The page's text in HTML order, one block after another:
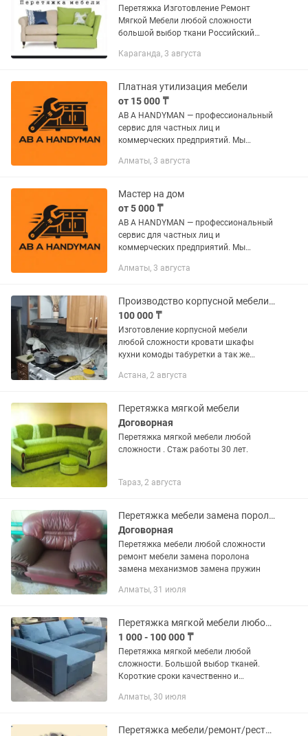
Перетяжка Изготовление Ремонт
Мягкой Мебели любой сложности
большой выбор ткани Российский
присылайте фото на
Караганда, 3 августа
Платная утилизация мебели
от 15 000 ₸
AB A HANDYMAN — профессиональный
сервис для частных лиц и
коммерческих предприятий. Мы
задачам любой сложности. Работаем
УСЛУГ: 🏠...
Алматы, 3 августа
Мастер на дом
от 5 000 ₸
AB A HANDYMAN — профессиональный
сервис для частных лиц и
коммерческих предприятий. Мы
задачам любой сложности. Работаем
УСЛУГ: 🏠...
Алматы, 3 августа
Производство корпусной мебели любой сложности
100 000 ₸
Изготовление корпусной мебели
любой сложности кровати шкафы
кухни комоды табуретки а так же
Астана, 2 августа
Перетяжка мягкой мебели
Договорная
Перетяжка мягкой мебели любой
сложности . Стаж работы 30 лет.
Тараз, 2 августа
Перетяжка мебели замена поролона
Договорная
Перетяжка мебели любой сложности
ремонт мебели замена поролона
замена механизмов замена пружин
Алматы, 31 июля
Перетяжка мягкой мебели любой сложности
1 000 - 100 000 ₸
Перетяжка мягкой мебели любой
сложности. Большой выбор тканей.
Короткие сроки качественно и
Алматы, 30 июля
Перетяжка мебели/ремонт/реставрация